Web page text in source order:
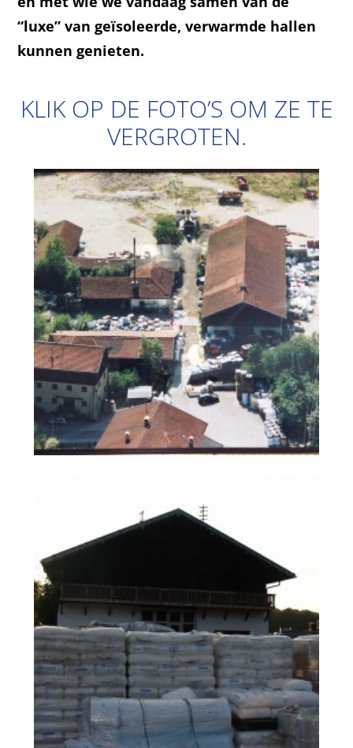
“luxe” van geïsoleerde, verwarmde hallen
kunnen genieten.
KLIK OP DE FOTO’S OM ZE TE
VERGROTEN.